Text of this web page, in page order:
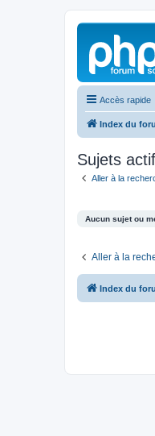
Accès rapide
Index du
Sujets
Aller à la
Aucun sujet ou
Aller à la
Index du